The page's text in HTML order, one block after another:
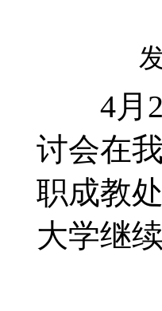
4月22
讨会在
职成教
大学继